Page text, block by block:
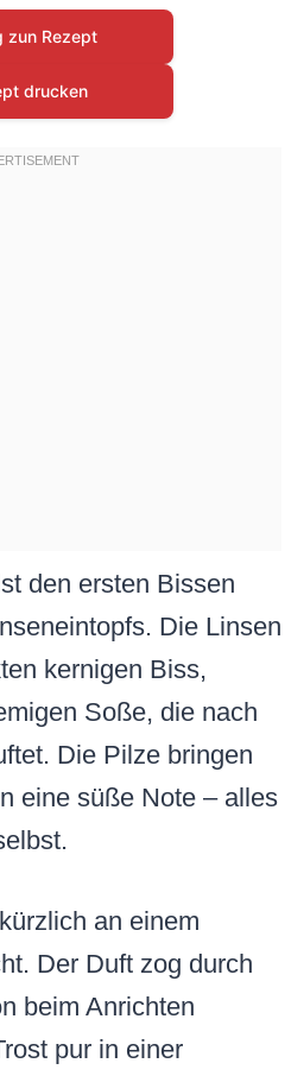
zun Rezept
drucken
den ersten Bissen
Die Linsen
kernigen Biss,
Soße, die nach
Die Pilze bringen
eine süße Note – alles
an einem
Der Duft zog durch
beim Anrichten
pur in einer